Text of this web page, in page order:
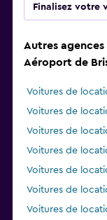
Finalisez votre
Autres
Aéroport de
Voitures de
Voitures de
Voitures de
Voitures de
Voitures de
Voitures de
Voitures de